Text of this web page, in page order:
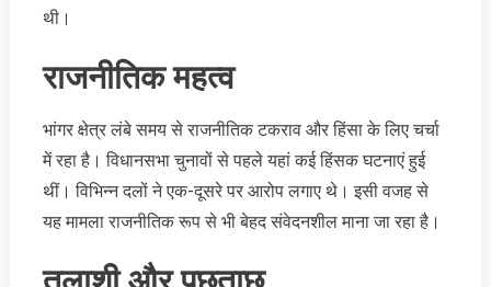
थी।
राजनीतिक महत्व
भांगर क्षेत्र लंबे समय से राजनीतिक टकराव और हिंसा के लिए चर्चा
में रहा है। विधानसभा चुनावों से पहले यहां कई हिंसक घटनाएं हुई
थीं। विभिन्न दलों ने एक-दूसरे पर आरोप लगाए थे। इसी वजह से
यह मामला राजनीतिक रूप से भी बेहद संवेदनशील माना जा रहा है।